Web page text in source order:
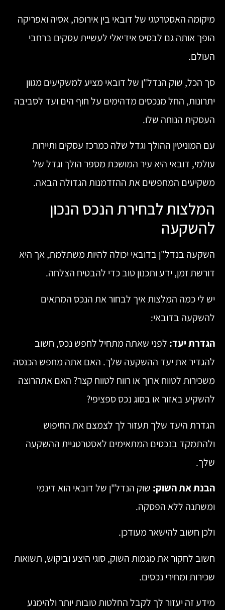
מיקומה האסטרטגי של דובאי בין אירופה, אסיה ואפריקה
הופך אותה גם לבסיס אידיאלי לעשיית עסקים ברחבי
העולם.
סך הכל, שוק הנדל"ן של דובאי מציע למשקיעים מגוון
יתרונות, החל מנכסים מדהימים על חוף הים ועד לסביבה
העסקית הנוחה שלו.
עם המוניטין ההולך וגדל שלה כמרכז עסקים ותיירות
עולמי, דובאי היא עיר המושכת מספר הולך וגדל של
משקיעים המחפשים את ההזדמנות הגדולה הבאה.
המלצות לבחירת הנכס הנכון
להשקעה
השקעה בנדל"ן בדובאי יכולה להיות משתלמת, אך היא
דורשת זמן, ידע ותכנון טוב כדי להבטיח הצלחה.
יש לי כמה המלצות איך לבחור את הנכס המתאים
להשקעה בדובאי:
הגדרת יעד:לפני שאתה מתחיל לחפש נכס, חשוב
להגדיר את יעד ההשקעה שלך. האם אתה מחפש הכנסה
משכירות לטווח ארוך או רווח לטווח קצר? האם אתהרוצה
להשקיע באזור או בסוג נכס ספציפי?
הגדרת היעד שלך תעזור לך לצמצם את החיפוש
ולהתמקד בנכסים המתאימים לאסטרטגיית ההשקעה
שלך.
הבנת את השוק:שוק הנדל"ן של דובאי הוא דינמי
ומשתנה ללא הפסקה.
ולכן חשוב להישאר מעודכן.
חשוב לחקור את מגמות השוק, סוגי היצע וביקוש, תשואות
שכירות ומחירי נכסים.
מידע זה יעזור לך לקבל החלטות טובות יותר ולהימנע